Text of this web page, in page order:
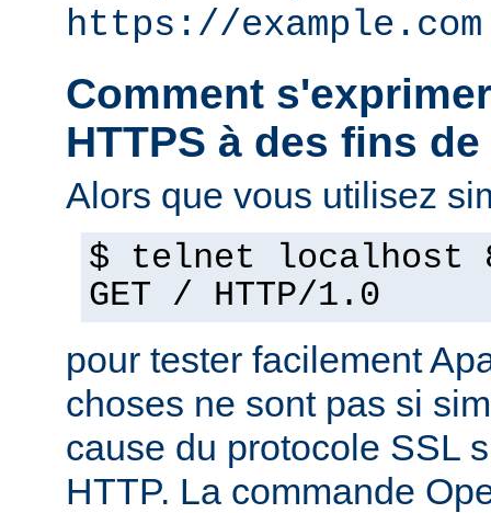
https://
Comment
HTTPS à des fins
Alors que vous utilisez
$ telnet localhost
GET / HTTP/1.0
pour tester facilement
choses ne sont pas si
cause du protocole SSL
HTTP. La commande